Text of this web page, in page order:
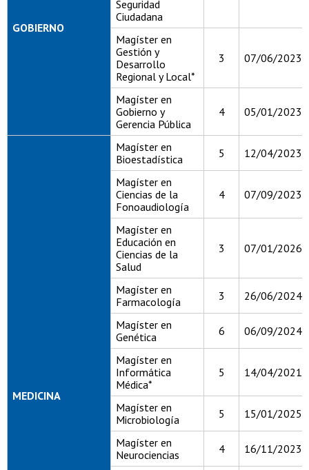
GOBIERNO
Seguridad
Ciudadana
Magíster en
Gestión y
Desarrollo
Regional y Local*
3 07/06/2023
Magíster en
Gobierno y
Gerencia Pública
4 05/01/2023
MEDICINA
Magíster en
Bioestadística
5 12/04/2023
Magíster en
Ciencias de la
Fonoaudiología
4 07/09/2023
Magíster en
Educación en
Ciencias de la
Salud
3 07/01/2026
Magíster en
Farmacología
3 26/06/2024
Magíster en
Genética
6 06/09/2024
Magíster en
Informática
Médica*
5 14/04/2021
Magíster en
Microbiología
5 15/01/2025
Magíster en
Neurociencias
4 16/11/2023